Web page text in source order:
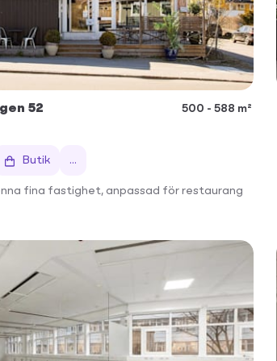
52
500 - 588 m²
Butik ...
fina fastighet, anpassad för restaurang